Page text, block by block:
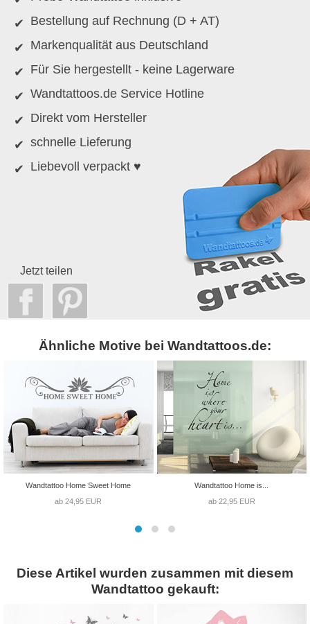
Bestellung auf Rechnung (D + AT)
Markenqualität aus Deutschland
Für Sie hergestellt - keine Lagerware
Wandtattoos.de Service Hotline
Direkt vom Hersteller
schnelle Lieferung
Liebevoll verpackt ♥
Jetzt teilen
Ähnliche Motive bei Wandtattoos.de:
Wandtattoo Home Sweet Home
ab 24,95 EUR
Wandtattoo Home is...
ab 22,95 EUR
Diese Artikel wurden zusammen mit diesem
Wandtattoo gekauft: